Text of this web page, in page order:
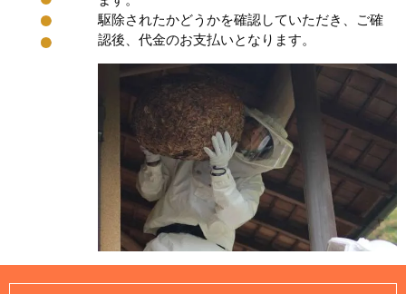
駆除されたかどうかを確認していただき、ご確
認後、代金のお支払いとなります。